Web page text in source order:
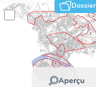
Dossier
Aperçu